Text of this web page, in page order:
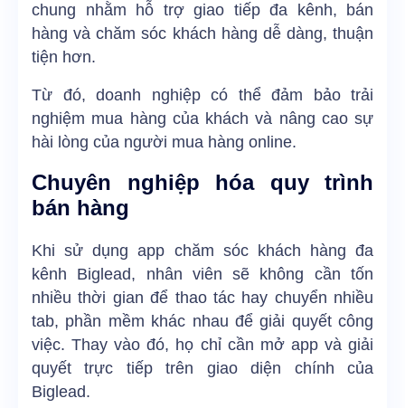
chung nhằm hỗ trợ giao tiếp đa kênh, bán
hàng và chăm sóc khách hàng dễ dàng, thuận
tiện hơn.
Từ đó, doanh nghiệp có thể đảm bảo trải
nghiệm mua hàng của khách và nâng cao sự
hài lòng của người mua hàng online.
Chuyên nghiệp hóa quy trình
bán hàng
Khi sử dụng app chăm sóc khách hàng đa
kênh Biglead, nhân viên sẽ không cần tốn
nhiều thời gian để thao tác hay chuyển nhiều
tab, phần mềm khác nhau để giải quyết công
việc. Thay vào đó, họ chỉ cần mở app và giải
quyết trực tiếp trên giao diện chính của
Biglead.